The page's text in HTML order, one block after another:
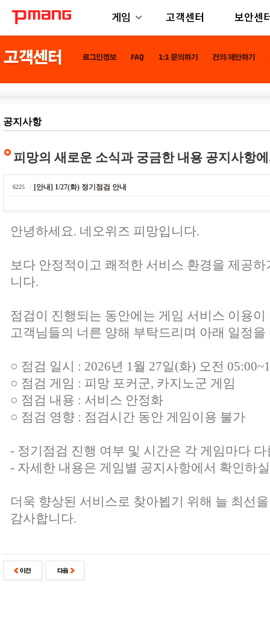
게임 고객센터 보안센
공지사항
피망의 새로운 소식과 궁금한 내용 공지사항
6225 [안내] 1/27(화) 정기점검 안내
안녕하세요. 네오위즈 피망입니다.
보다 안정적이고 쾌적한 서비스 환경을 제공
니다.
점검이 진행되는 동안에는 게임 서비스 이용
고객님들의 너른 양해 부탁드리며 아래 일정
○ 점검 일시 : 2026년 1월 27일(화) 오전
○ 점검 게임 : 피망 포커군, 카지노군 게임
○ 점검 내용 : 서비스 안정화
○ 점검 영향 : 점검시간 동안 게임이용 불가
- 정기점검 진행 여부 및 시간은 각 게임마다
- 자세한 내용은 게임별 공지사항에서 확인하
더욱 향상된 서비스로 찾아뵙기 위해 늘 최선
감사합니다.